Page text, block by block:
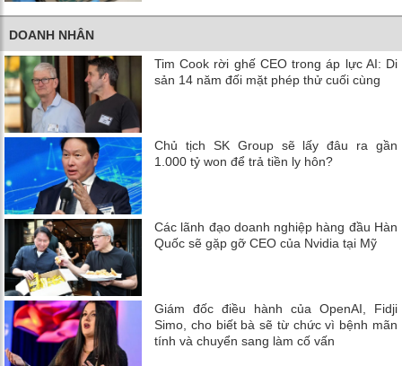
DOANH NHÂN
Tim Cook rời ghế CEO trong áp lực AI: Di
sản 14 năm đối mặt phép thử cuối cùng
Chủ tịch SK Group sẽ lấy đâu ra gần
1.000 tỷ won để trả tiền ly hôn?
Các lãnh đạo doanh nghiệp hàng đầu Hàn
Quốc sẽ gặp gỡ CEO của Nvidia tại Mỹ
Giám đốc điều hành của OpenAI, Fidji
Simo, cho biết bà sẽ từ chức vì bệnh mãn
tính và chuyển sang làm cố vấn